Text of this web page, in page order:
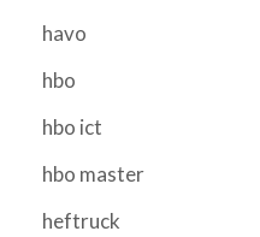
havo
hbo
hbo ict
hbo master
heftruck